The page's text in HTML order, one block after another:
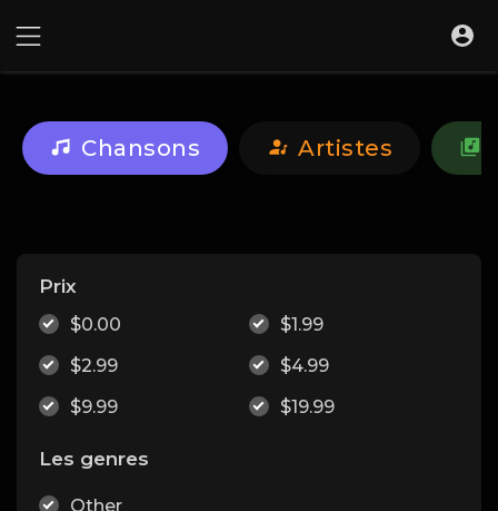
Chansons Artistes
Prix
$0.00
$1.99
$2.99
$4.99
$9.99
$19.99
Les genres
Other